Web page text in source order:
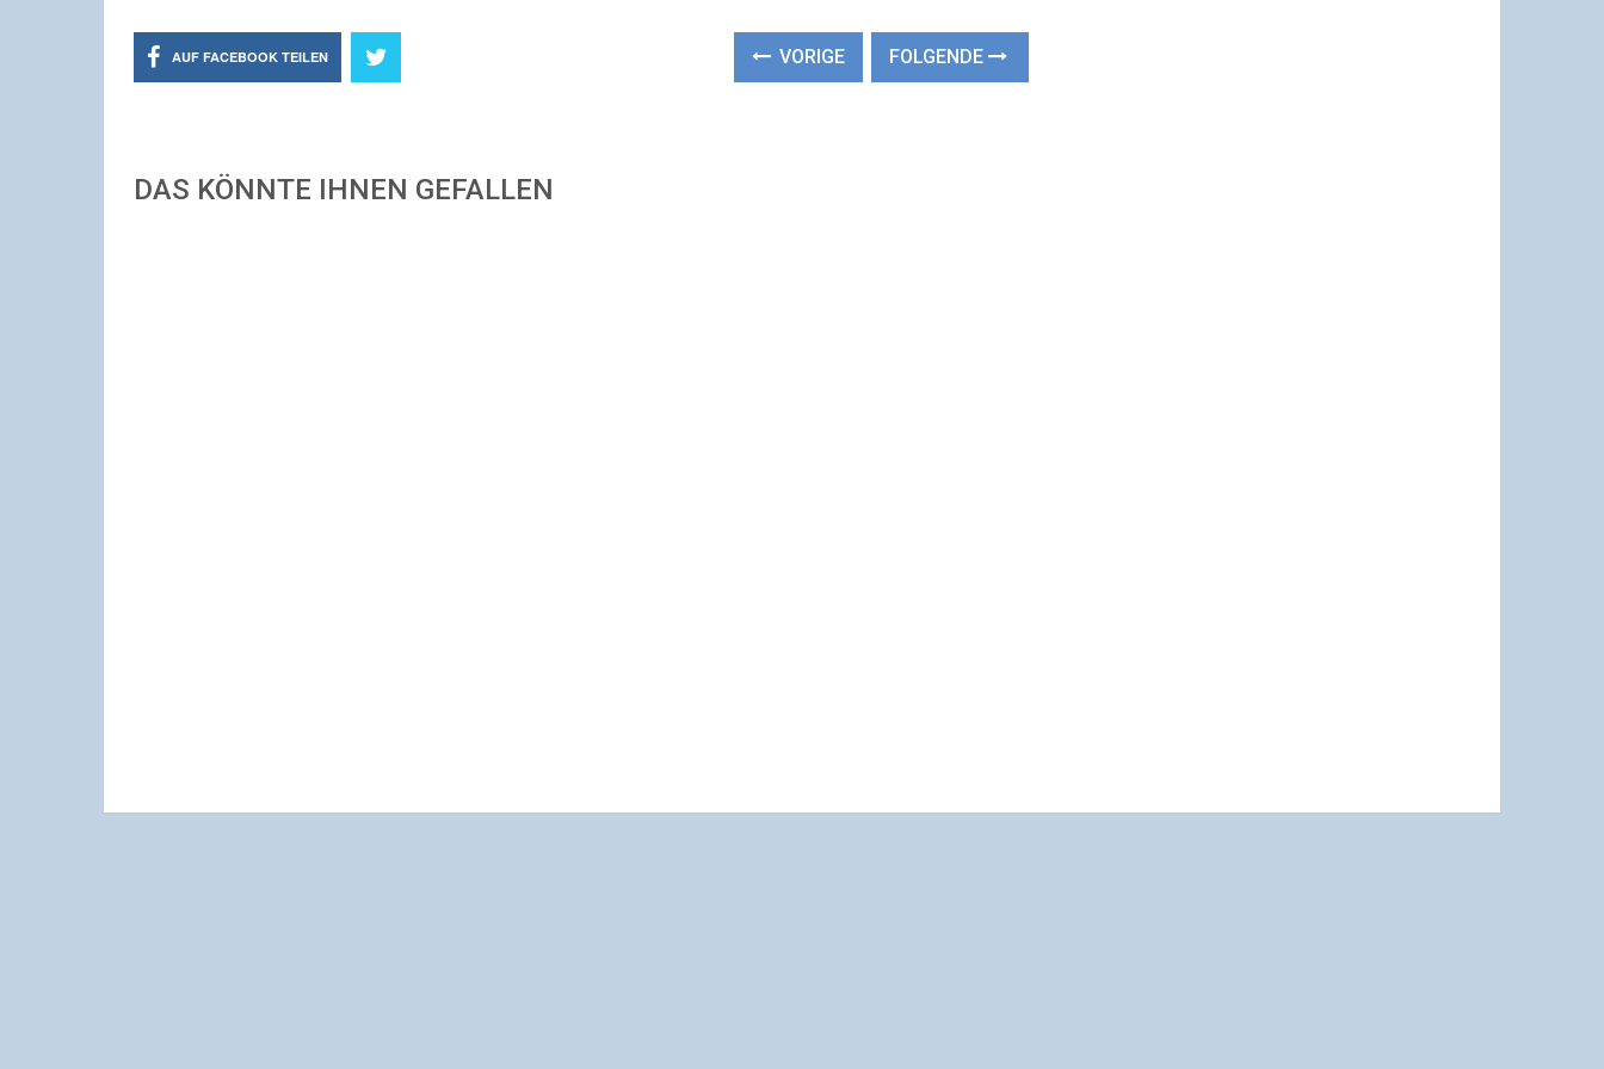
AUF FACEBOOK TEILEN VORIGE FOLGENDE
DAS KÖNNTE IHNEN GEFALLEN